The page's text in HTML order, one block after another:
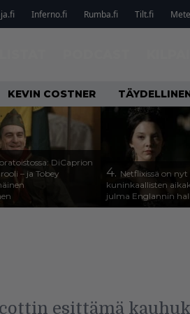
Inferno.fi Rumba.fi Tilt.fi
KEVIN COSTNER
DiCaprion
– ja Tobey
4. Netflixissä on
kuninkaallisten
julma Englannin
esittämä